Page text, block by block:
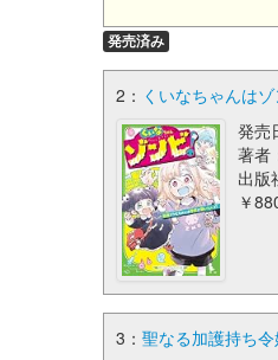
発売済み
2： くいなちゃんは
発売
著者
出版
￥
3： 聖なる加護持ち